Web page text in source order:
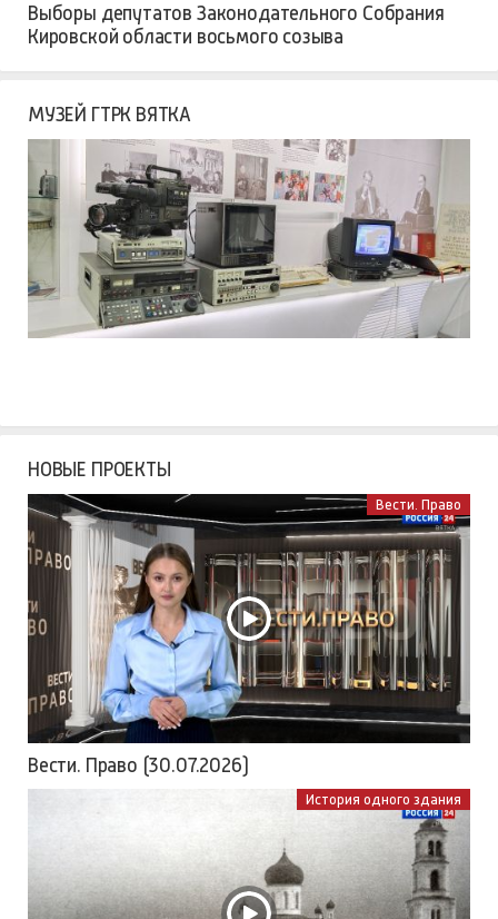
Выборы депутатов Законодательного Собрания
Кировской области восьмого созыва
МУЗЕЙ ГТРК ВЯТКА
НОВЫЕ ПРОЕКТЫ
Вести. Право
Вести. Право (30.07.2026)
История одного здания